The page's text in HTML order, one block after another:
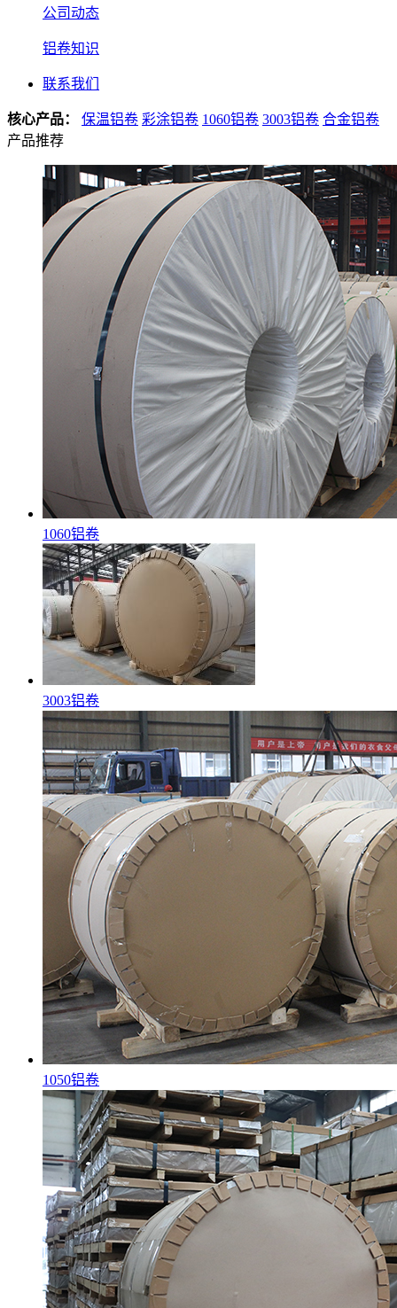
公司动态
铝卷知识
联系我们
核心产品： 保温铝卷 彩涂铝卷 1060铝卷 3003铝卷 合金铝卷
产品推荐
1060铝卷
3003铝卷
1050铝卷